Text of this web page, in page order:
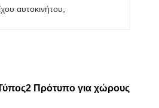
αυτοκινήτου
Πρότυπο για χώρους